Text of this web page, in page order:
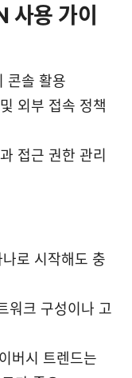
사용 가이
콘솔 활용
외부 접속 정책
접근 권한 관리
로 시작해도 충
워크 구성이나 고
버시 트렌드는